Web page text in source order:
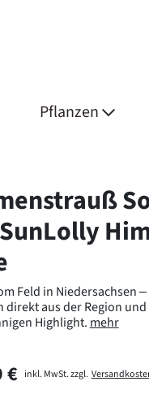
Pflanzen
Details
Feld in Niedersachsen
direkt aus der Region
Highlight. mehr
€ inkl. MwSt. zzgl.